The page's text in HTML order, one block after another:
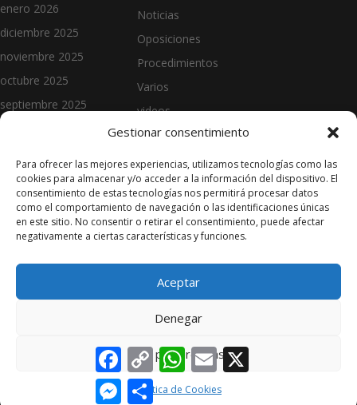
Gestionar consentimiento
Para ofrecer las mejores experiencias, utilizamos tecnologías como las
cookies para almacenar y/o acceder a la información del dispositivo. El
consentimiento de estas tecnologías nos permitirá procesar datos
como el comportamiento de navegación o las identificaciones únicas
en este sitio. No consentir o retirar el consentimiento, puede afectar
negativamente a ciertas características y funciones.
Aceptar
Denegar
Ver preferencias
Política de Cookies
enero 2026
diciembre 2025
noviembre 2025
octubre 2025
septiembre 2025
junio 2025
mayo 2025
abril 2025
febrero 2025
enero 2025
Noticias
Oposiciones
Procedimientos
Varios
videos
(C) 2025 - Alojamiento y diseño por
HGM Network-Política de
Cookies-Privacidad
Facebook
Copy
Link
WhatsApp
Email
MessengerCompartir